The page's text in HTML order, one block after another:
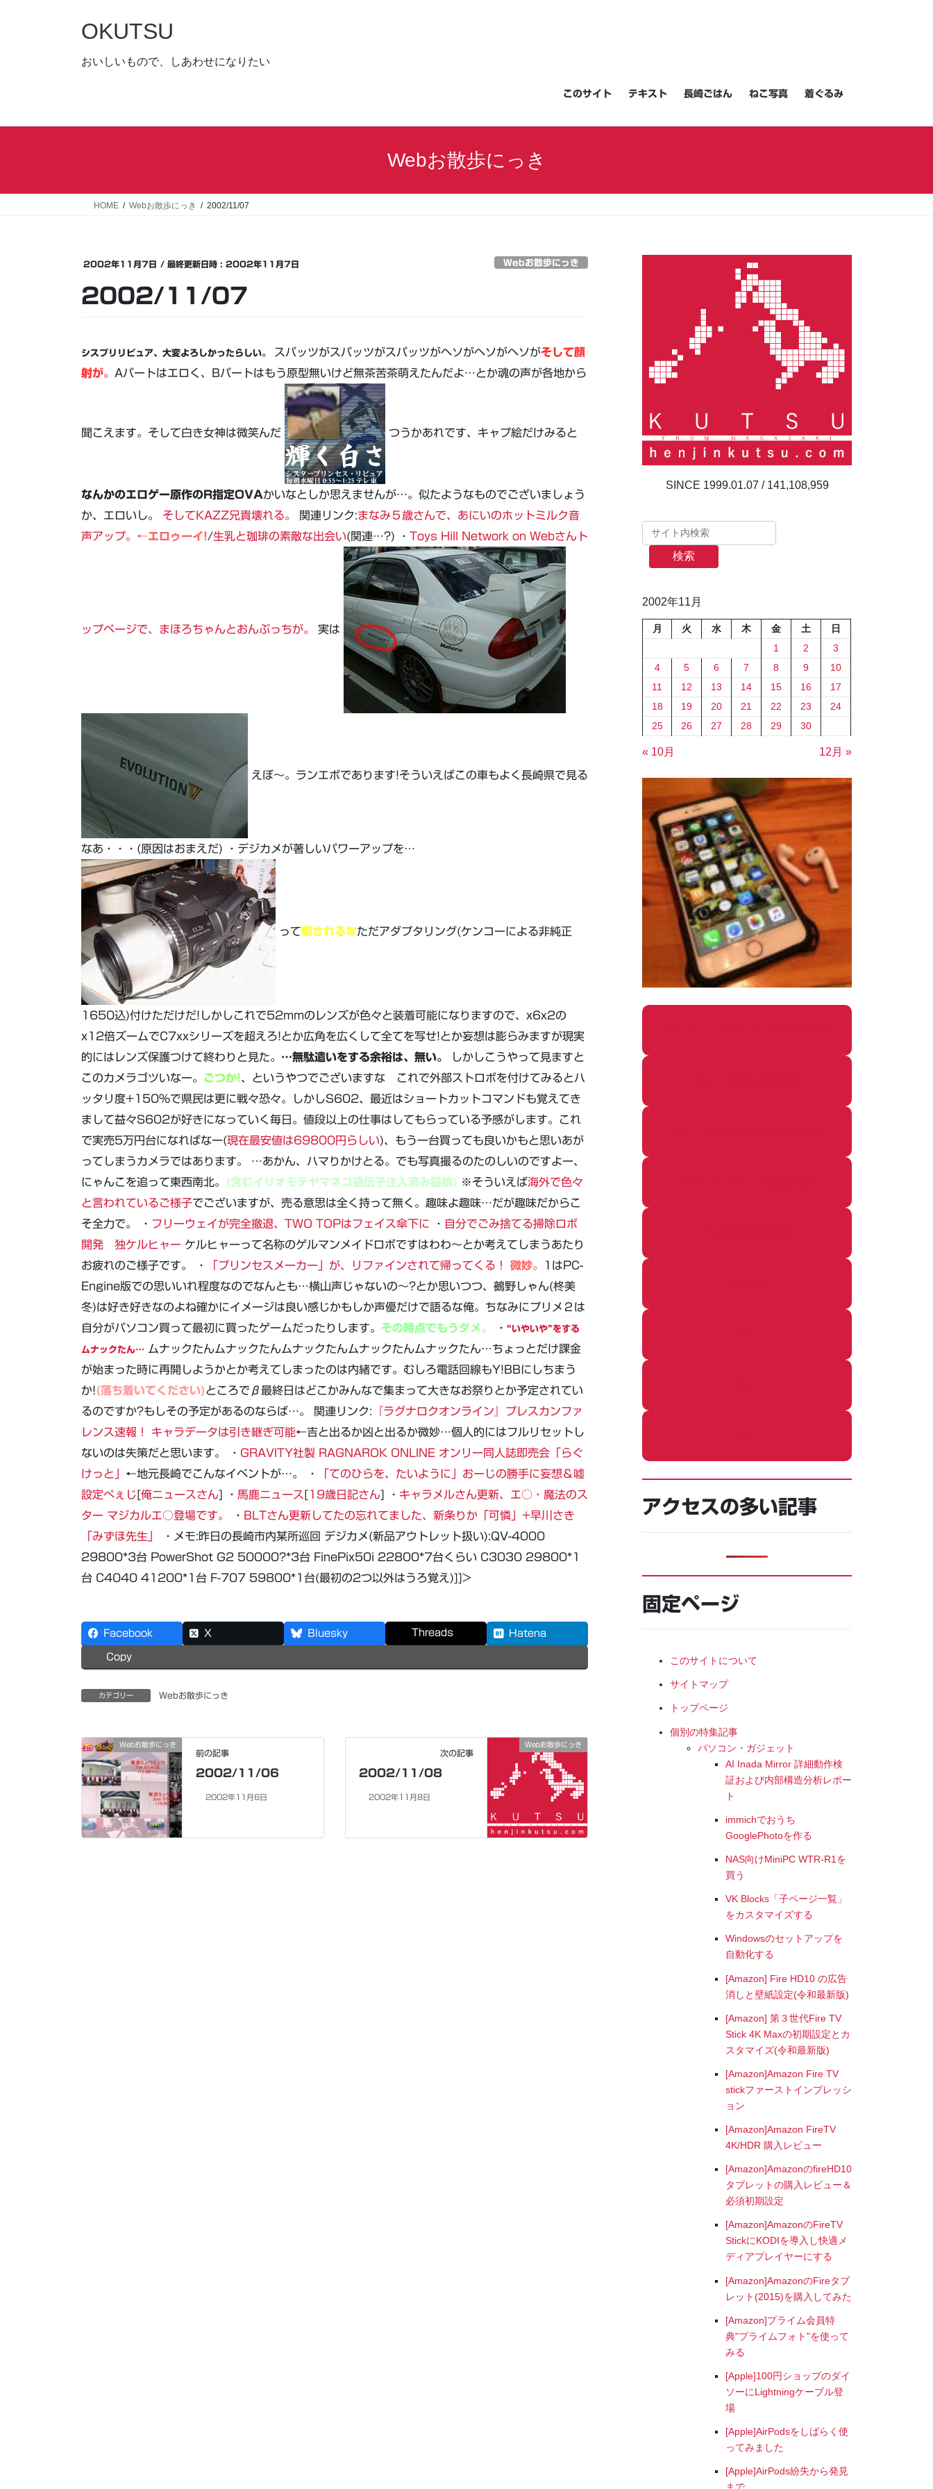
キ
に
OKUTSU
おいしいもので、しあわせになりたい
このサイト テキスト 長崎ごはん ねこ写真 着ぐるみ
Webお散歩にっき
HOME Webお散歩にっき 2002/11/07
2002年11月7日 / 最終更新日時 : 2002年11月7日 Webお散歩にっき
2002/11/07
シスプリリピュア、大変よろしかったらしい。 スパッツがスパッツがスパッツがヘソがヘソがヘソがそして顔
射が。 Aパートはエロく、Bパートはもう原型無いけど無茶苦茶萌えたんだよ…とか魂の声が各地から
聞こえます。そして白き女神は微笑んだ つうかあれです、キャプ絵だけみると
なんかのエロゲー原作のR指定OVAかいなとしか思えませんが…。似たようなものでございましょう
か、エロいし。 そしてKAZZ兄貴壊れる。 関連リンク:まなみ５歳さんで、あにいのホットミルク音
声アップ。 ←エロゥーイ!/生乳と珈琲の素敵な出会い(関連…?) ・ Toys Hill Network on Webさんト
ップページで、まほろちゃんとおんぷっちが。 実は
えぼ～。ランエボであります!そういえばこの車もよく長崎県で見る
なあ・・・(原因はおまえだ) ・デジカメが著しいパワーアップを…
って騙されるなただアダプタリング(ケンコーによる非純正
1650込)付けただけだ!しかしこれで52mmのレンズが色々と装着可能になりますので、x6x2の
x12倍ズームでC7xxシリーズを超えろ!とか広角を広くして全てを写せ!とか妄想は膨らみますが現実
的にはレンズ保護つけて終わりと見た。 …無駄遣いをする余裕は、無い。
しかしこうやって見ますと
このカメラゴツいなー。 ごつか!、というやつでございますな これで外部ストロボを付けてみるとハ
ッタリ度+150%で県民は更に戦々恐々。しかしS602、最近はショートカットコマンドも覚えてき
まして益々S602が好きになっていく毎日。値段以上の仕事はしてもらっている予感がします。これ
で実売5万円台になればなー(現在最安値は69800円らしい)、もう一台買っても良いかもと思いあが
ってしまうカメラではあります。 …あかん、ハマりかけとる。でも写真撮るのたのしいのですよー、
にゃんこを追って東西南北。
(含むイリオモテヤマネコ遺伝子注入済み猫娘) ※そういえば海外で色々
と言われているご様子でございますが、売る意思は全く持って無く。趣味よ趣味…だが趣味だからこ
そ全力で。 ・ フリーウェイが完全撤退、TWO TOPはフェイス傘下に ・ 自分でごみ捨てる掃除ロボ
開発 独ケルヒャー ケルヒャーって名称のゲルマンメイドロボですはわわ～とか考えてしまうあたり
お疲れのご様子です。 ・
「プリンセスメーカー」が、リファインされて帰ってくる！ 微妙。
1はPC-
Engine版での思いいれ程度なのでなんとも…横山声じゃないの～?とか思いつつ、鵺野しゃん(柊美
冬)は好き好きなのよね確かにイメージは良い感じかもしか声優だけで語るな俺。ちなみにプリメ２は
自分がパソコン買って最初に買ったゲームだったりします。 その時点でもうダメ。 ・ “いやいや”をする
ムナックたん…
ムナックたんムナックたんムナックたんムナックたんムナックたん…ちょっとだけ課金
が始まった時に再開しようかとか考えてしまったのは内緒です。むしろ電話回線もY!BBにしちまう
か!(落ち着いてください)ところでβ最終日はどこかみんなで集まって大きなお祭りとか予定されてい
るのですか?もしその予定があるのならば…。 関連リンク: 『ラグナロクオンライン』プレスカンファ
レンス速報！ キャラデータは引き継ぎ可能←吉と出るか凶と出るか微妙…個人的にはフルリセットし
ないのは失策だと思います。 ・ GRAVITY社製 RAGNAROK ONLINE オンリー同人誌即売会「らぐ
けっと」 ←地元長崎でこんなイベントが…。 ・
「てのひらを、たいように」おーじの勝手に妄想＆嘘
設定ぺぇじ [俺ニュースさん] ・ 馬鹿ニュース [19歳日記さん] ・ キャラメルさん更新、エ○・魔法のス
ター マジカルエ○登場です。
・ BLTさん更新してたの忘れてました、新条りか「可憐」+早川さき
「みずほ先生」
・メモ:昨日の長崎市内某所巡回 デジカメ(新品アウトレット扱い):QV-4000
29800*3台 PowerShot G2 50000?*3台 FinePix50i 22800*7台くらい C3030 29800*1
台 C4040 41200*1台 F-707 59800*1台(最初の2つ以外はうろ覚え)]]>
Facebook X Bluesky Threads Hatena
Copy
カテゴリー Webお散歩にっき
Webお散歩にっき
前の記事
2002/11/06
2002年11月6日
Webお散歩にっき
次の記事
2002/11/08
2002年11月8日
141,108,959
検索
2002年11月
月 火 水 木 金 土
日
1
2
3
4
5 6 7 8 9
10
11
12 13 14 15 16
17
18
19 20 21 22 23
24
25
26 27 28 29 30
« 10月 12月 »
アクセスの多い記事
固定ページ
このサイトについて
サイトマップ
トップページ
個別の特集記事
パソコン・ガジェット
AI Inada Mirror 詳細動作検
証および内部構造分析レポー
ト
immichでおうち
GooglePhotoを作る
NAS向けMiniPC WTR-R1を
買う
VK Blocks「子ページ一覧」
をカスタマイズする
Windowsのセットアップを
自動化する
[Amazon] Fire HD10 の広告
消しと壁紙設定(令和最新版)
[Amazon] 第３世代Fire TV
Stick 4K Maxの初期設定とカ
スタマイズ(令和最新版)
[Amazon]Amazon Fire TV
stickファーストインプレッシ
ョン
[Amazon]Amazon FireTV
4K/HDR 購入レビュー
[Amazon]AmazonのfireHD10
タブレットの購入レビュー＆
必須初期設定
[Amazon]AmazonのFireTV
StickにKODIを導入し快適メ
ディアプレイヤーにする
[Amazon]AmazonのFireタブ
レット(2015)を購入してみた
[Amazon]プライム会員特
典"プライムフォト"を使って
みる
[Apple]100円ショップのダイ
ソーにLightningケーブル登
場
[Apple]AirPodsをしばらく使
ってみました
[Apple]AirPods紛失から発見